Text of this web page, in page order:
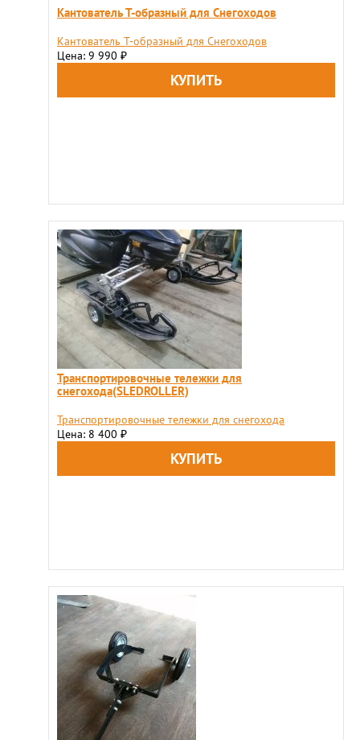
Кантователь Т-образный для Снегоходов
Кантователь Т-образный для Снегоходов
Цена: 9 990 ₽
Транспортировочные тележки для
снегохода(SLEDROLLER)
Транспортировочные тележки для снегохода
Цена: 8 400 ₽